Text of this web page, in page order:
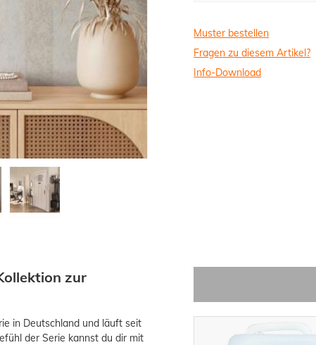
Muster bestellen
Fragen zu diesem Artikel?
Info-Download
zur
in Deutschland und läuft seit
der Serie kannst du dir mit